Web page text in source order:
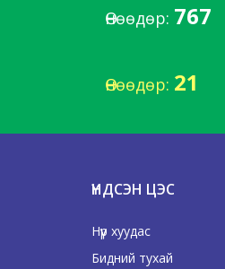
Өнөөдөр: 767
Өнөөдөр: 21
ҮНДСЭН ЦЭС
Нүүр хуудас
Бидний тухай